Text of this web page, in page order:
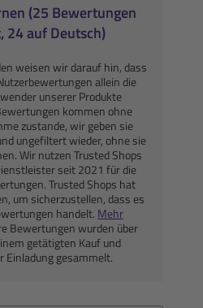
(25 Bewertungen
24 auf Deutsch)
weisen wir darauf hin, dass
allein die
unserer Produkte
kommen ohne
zustande, wir geben sie
ungefiltert wieder, ohne sie
Wir nutzen Trusted Shops
seit 2021 für die
Trusted Shops hat
um sicherzustellen, dass es
handelt. Mehr
Bewertungen wurden über
getätigten Kauf und
Einladung gesammelt.